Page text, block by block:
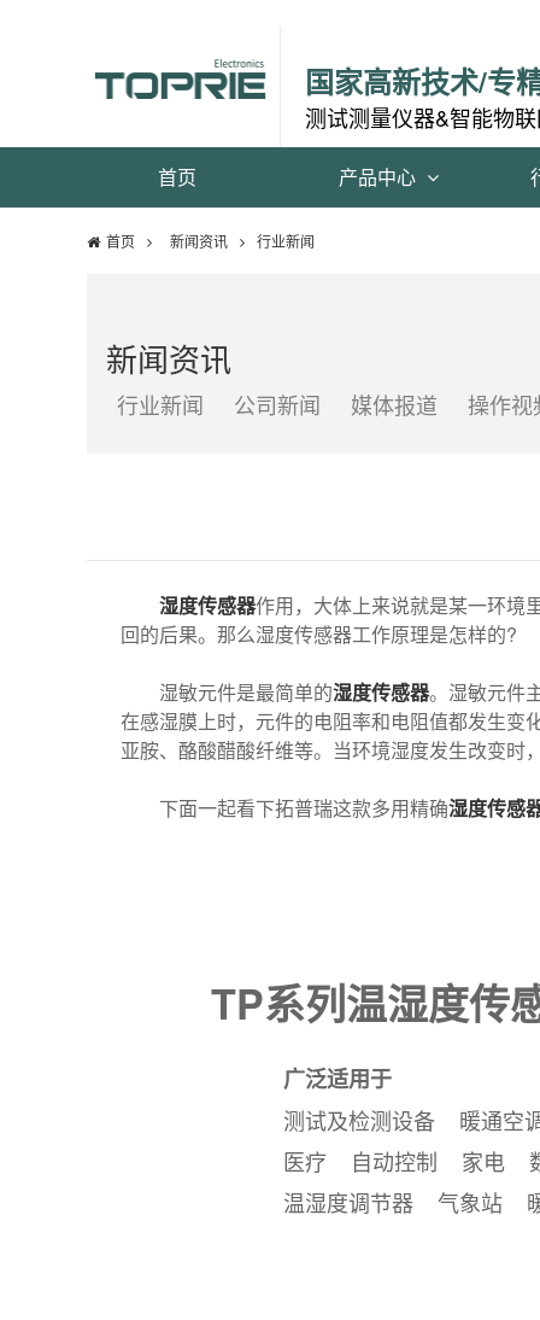
国家高新技术/专
测试测量仪器&智能物
首页 产品中心
首页 新闻资讯 行业新闻
新闻资讯
行业新闻 公司新闻 媒体报道 操作视
湿度传感器作用，大体上来说就是某一环境
回的后果。那么湿度传感器工作原理是怎样的?
湿敏元件是最简单的湿度传感器。湿敏元件
在感湿膜上时，元件的电阻率和电阻值都发生变
亚胺、酪酸醋酸纤维等。当环境湿度发生改变
下面一起看下拓普瑞这款多用精确湿度传感
TP系列温湿度传
广泛适用于
测试及检测设备 暖通
医疗 自动控制 家电
温湿度调节器 气象站